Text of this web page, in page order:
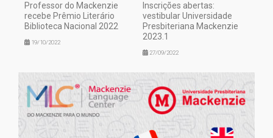
Professor do Mackenzie
recebe Prêmio Literário
Biblioteca Nacional 2022
19/10/2022
Inscrições abertas:
vestibular Universidade
Presbiteriana Mackenzie
2023.1
27/09/2022